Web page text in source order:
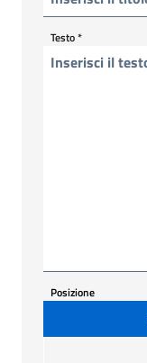
Testo*
Posizione